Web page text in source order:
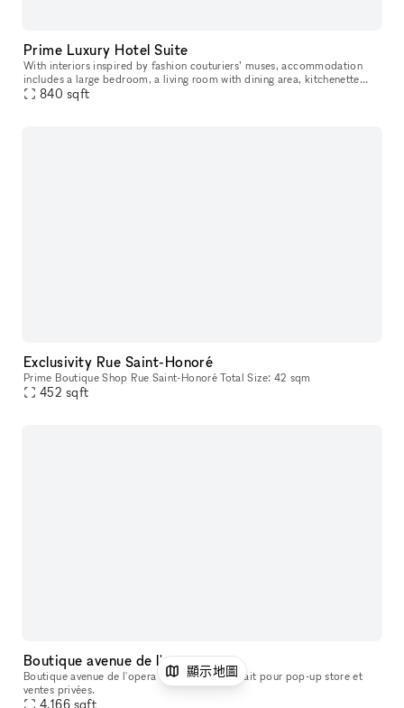
Prime Luxury Hotel Suite
With interiors inspired by fashion couturiers’ muses, accommodation
includes a large bedroom, a living room with dining area, kitchenette
and a powder room. The bathroom has a bath and steam shower.
840 sqft
Exclusivity Rue Saint-Honoré
Prime Boutique Shop Rue Saint-Honoré Total Size: 42 sqm
452 sqft
Boutique avenue de l'opera
Boutique avenue de l'opera Paris 387m2 parfait pour pop-up store et
ventes privées.
4,166 sqft
顯示地圖